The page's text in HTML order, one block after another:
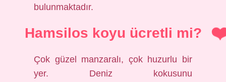
bulunmaktadır.
Hamsilos koyu ücretli mi?
Çok güzel manzaralı, çok huzurlu bir
yer. Deniz kokusunu